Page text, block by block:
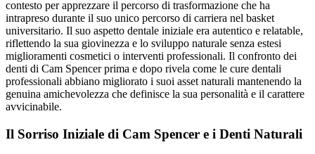
contesto per apprezzare il percorso di trasformazione che ha
intrapreso durante il suo unico percorso di carriera nel basket
universitario. Il suo aspetto dentale iniziale era autentico e relatable,
riflettendo la sua giovinezza e lo sviluppo naturale senza estesi
miglioramenti cosmetici o interventi professionali. Il confronto dei
denti di Cam Spencer prima e dopo rivela come le cure dentali
professionali abbiano migliorato i suoi asset naturali mantenendo la
genuina amichevolezza che definisce la sua personalità e il carattere
avvicinabile.
Il Sorriso Iniziale di Cam Spencer e i Denti Naturali